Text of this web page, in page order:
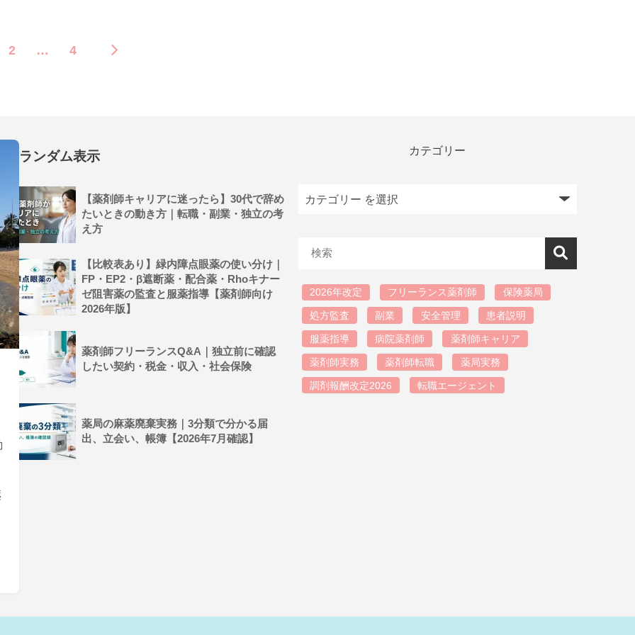
2 … 4
ランダム表示
【薬剤師キャリアに迷ったら】30代で辞め
たいときの動き方｜転職・副業・独立の考
え方
【比較表あり】緑内障点眼薬の使い分け｜
FP・EP2・β遮断薬・配合薬・Rhoキナー
ゼ阻害薬の監査と服薬指導【薬剤師向け
2026年版】
薬剤師フリーランスQ&A｜独立前に確認
したい契約・税金・収入・社会保険
薬局の麻薬廃棄実務｜3分類で分かる届
出、立会い、帳簿【2026年7月確認】
カテゴリー
2026年改定 フリーランス薬剤師 保険薬局
処方監査 副業 安全管理 患者説明
服薬指導 病院薬剤師 薬剤師キャリア
薬剤師実務 薬剤師転職 薬局実務
調剤報酬改定2026 転職エージェント